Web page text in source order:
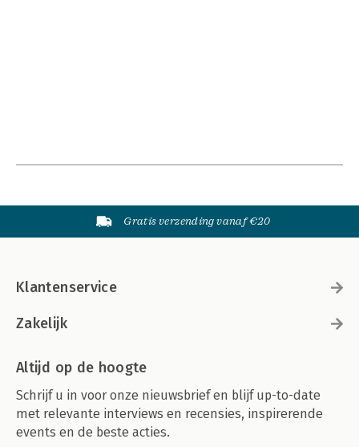
Gratis verzending vanaf €20
Klantenservice
Zakelijk
Altijd op de hoogte
Schrijf u in voor onze nieuwsbrief en blijf up-to-date
met relevante interviews en recensies, inspirerende
events en de beste acties.